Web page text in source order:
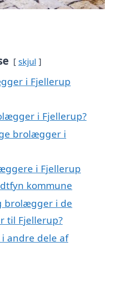
skjul
i Fjellerup
i Fjellerup?
brolægger i
i Fjellerup
kommune
brolægger i de
til Fjellerup?
andre dele af